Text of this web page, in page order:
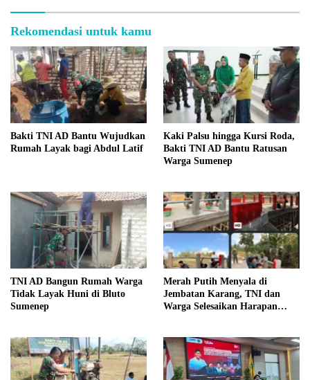
Rekomendasi untuk kamu
Bakti TNI AD Bantu Wujudkan
Rumah Layak bagi Abdul Latif
Kaki Palsu hingga Kursi Roda,
Bakti TNI AD Bantu Ratusan
Warga Sumenep
TNI AD Bangun Rumah Warga
Tidak Layak Huni di Bluto
Sumenep
Merah Putih Menyala di
Jembatan Karang, TNI dan
Warga Selesaikan Harapan